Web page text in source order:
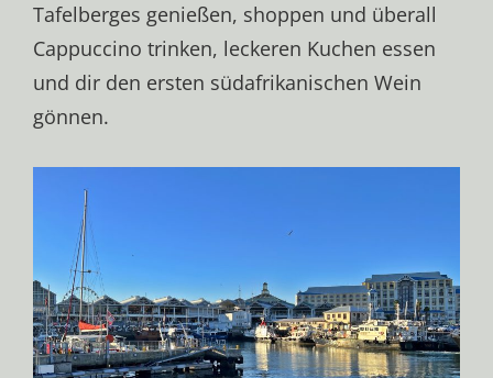
Tafelberges genießen, shoppen und überall
Cappuccino trinken, leckeren Kuchen essen
und dir den ersten südafrikanischen Wein
gönnen.